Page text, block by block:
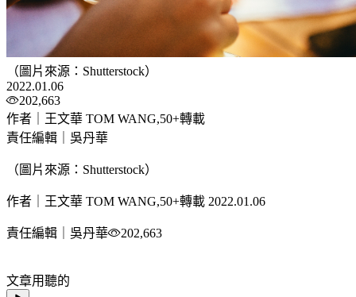
（圖片來源：Shutterstock）
2022.01.06
202,663
作者｜王文華 TOM WANG,50+轉載
責任編輯｜吳丹華
（圖片來源：Shutterstock）
作者｜王文華 TOM WANG,50+轉載 2022.01.06
責任編輯｜吳丹華 202,663
文章用聽的